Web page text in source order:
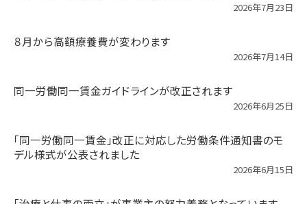
2026年7月23日
８月から高額療養費が変わります
2026年7月14日
同一労働同一賃金ガイドラインが改正されます
2026年6月25日
「同一労働同一賃金」改正に対応した労働条件通知書のモ
デル様式が公表されました
2026年6月15日